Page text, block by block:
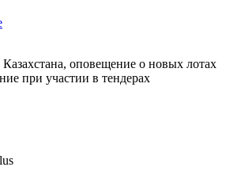
оповещение о новых лотах
при участии в тендерах